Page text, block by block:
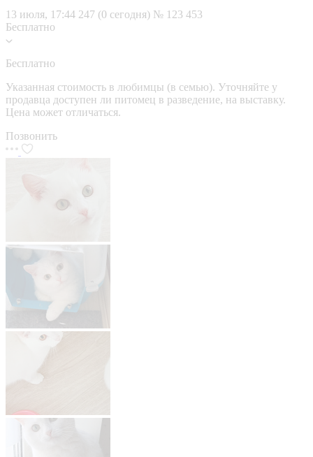
13 июля, 17:44 247 (0 сегодня) № 123 453
Бесплатно
Бесплатно
Указанная стоимость в любимцы (в семью). Уточняйте у
продавца доступен ли питомец в разведение, на выставку.
Цена может отличаться.
Позвонить